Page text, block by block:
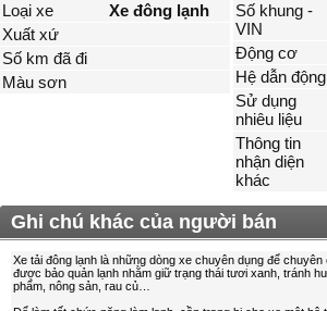
Loại xe
Xe đông lạnh
Xuất xứ
Số km đã đi
Màu sơn
Số khung -
VIN
Động cơ
Hệ dẫn động
Sử dụng
nhiêu liệu
Thông tin
nhận diện
khác
Ghi chú khác của người bán